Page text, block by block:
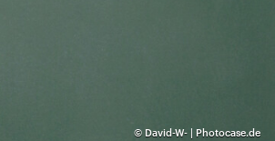
© David-W- | Photocase.de